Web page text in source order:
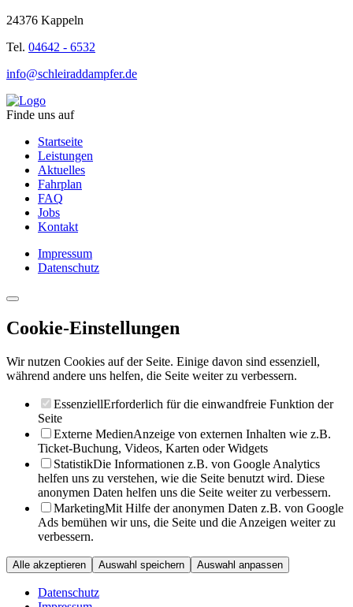
24376 Kappeln
Tel. 04642 - 6532
info@schleiraddampfer.de
Finde uns auf
Startseite
Leistungen
Aktuelles
Fahrplan
FAQ
Jobs
Kontakt
Impressum
Datenschutz
Cookie-Einstellungen
Wir nutzen Cookies auf der Seite. Einige davon sind essenziell,
während andere uns helfen, die Seite weiter zu verbessern.
EssenziellErforderlich für die einwandfreie Funktion der
Seite
Externe MedienAnzeige von externen Inhalten wie z.B.
Ticket-Buchung, Videos, Karten oder Widgets
StatistikDie Informationen z.B. von Google Analytics
helfen uns zu verstehen, wie die Seite benutzt wird. Diese
anonymen Daten helfen uns die Seite weiter zu verbessern.
MarketingMit Hilfe der anonymen Daten z.B. von Google
Ads bemühen wir uns, die Seite und die Anzeigen weiter zu
verbessern.
Alle akzeptieren Auswahl speichern Auswahl anpassen
Datenschutz